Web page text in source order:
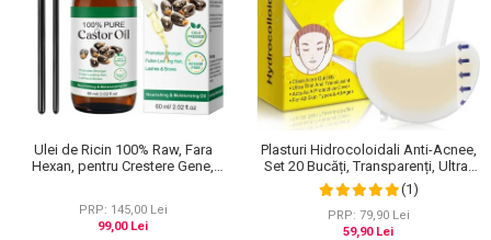
Ulei de Ricin 100% Raw, Fara
Hexan, pentru Crestere Gene,
PRP: 145,00 Lei
99,00 Lei
Plasturi Hidrocoloidali Anti-Acnee,
Set 20 Bucăți, Transparenți, Ultra-
subțiri, Formulă Premium
(1)
PRP: 79,90 Lei
59,90 Lei